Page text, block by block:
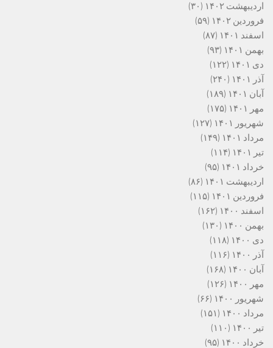
اردیبهشت ۱۴۰۲
(۳۰)
فروردین ۱۴۰۲
(۵۹)
اسفند ۱۴۰۱
(۸۷)
بهمن ۱۴۰۱
(۹۳)
دی ۱۴۰۱
(۱۲۲)
آذر ۱۴۰۱
(۲۴۰)
آبان ۱۴۰۱
(۱۸۹)
مهر ۱۴۰۱
(۱۷۵)
شهریور ۱۴۰۱
(۱۲۷)
مرداد ۱۴۰۱
(۱۴۹)
تیر ۱۴۰۱
(۱۱۴)
خرداد ۱۴۰۱
(۹۵)
اردیبهشت ۱۴۰۱
(۸۶)
فروردین ۱۴۰۱
(۱۱۵)
اسفند ۱۴۰۰
(۱۶۲)
بهمن ۱۴۰۰
(۱۳۰)
دی ۱۴۰۰
(۱۱۸)
آذر ۱۴۰۰
(۱۱۶)
آبان ۱۴۰۰
(۱۶۸)
مهر ۱۴۰۰
(۱۲۶)
شهریور ۱۴۰۰
(۶۶)
مرداد ۱۴۰۰
(۱۵۱)
تیر ۱۴۰۰
(۱۱۰)
خرداد ۱۴۰۰
(۹۵)